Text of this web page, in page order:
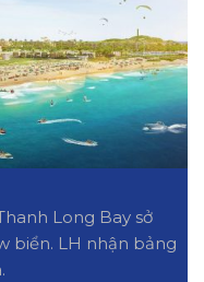
Long Bay sở
biển. LH nhận bảng